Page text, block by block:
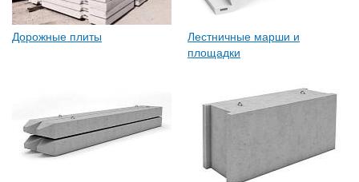
Дорожные плиты
Лестничные марши и
площадки